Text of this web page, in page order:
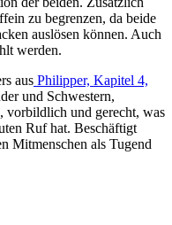
zu begrenzen, da beide
auslösen können. Auch
werden.
aus Philipper, Kapitel 4,
und Schwestern,
vorbildlich und gerecht, was
Ruf hat. Beschäftigt
Mitmenschen als Tugend